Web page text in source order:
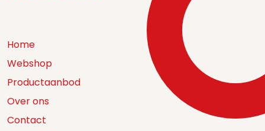
Home
Webshop
Productaanbod
Over ons
Contact